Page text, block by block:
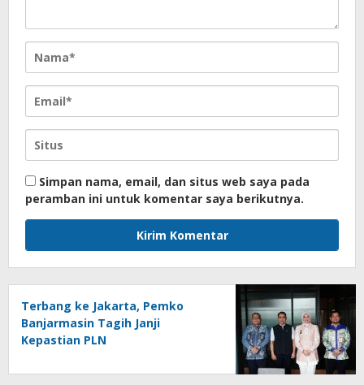
Simpan nama, email, dan situs web saya pada
peramban ini untuk komentar saya berikutnya.
Terbang ke Jakarta, Pemko
Banjarmasin Tagih Janji
Kepastian PLN